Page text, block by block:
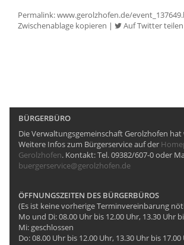
Permalink:www.gerolzhofen.de/
Zwischenablage kopieren | Auf Twitter teilen
BÜRGERBÜRO
Die Verwaltungsgemeinschaft Gerolzhofen
Weitere Infos zum Bürgerservice auf der
Gerolzhofen. Kontakt: Tel. 09382/607-0 oder
buergerservice@gerolzhofen.de
ÖFFNUNGSZEITEN DES BÜRGERBÜROS
(Es ist keine vorherige Terminvereinbarung
Mo und Di: 08.00 Uhr bis 12.00 Uhr, 13.30 Uhr
Mi: geschlossen
Do: 08.00 Uhr bis 12.00 Uhr, 13.30 Uhr bis 17.00